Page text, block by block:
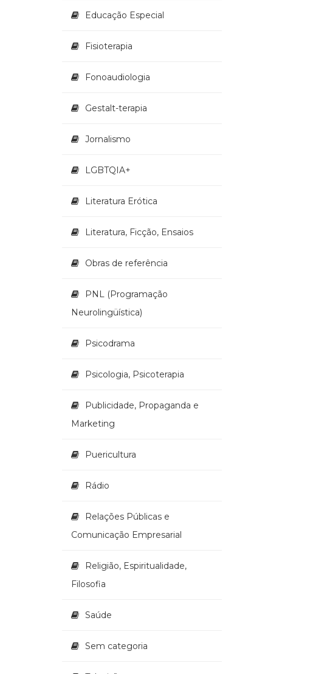
Educação Especial
Fisioterapia
Fonoaudiologia
Gestalt-terapia
Jornalismo
LGBTQIA+
Literatura Erótica
Literatura, Ficção, Ensaios
Obras de referência
PNL (Programação
Neurolingüística)
Psicodrama
Psicologia, Psicoterapia
Publicidade, Propaganda e
Marketing
Puericultura
Rádio
Relações Públicas e
Comunicação Empresarial
Religião, Espiritualidade,
Filosofia
Saúde
Sem categoria